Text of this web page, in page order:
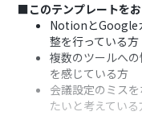
■このテンプレートを
NotionとGoogle
整を行っている方
複数のツールへ
を感じている方
会議設定のミス
たいと考えている